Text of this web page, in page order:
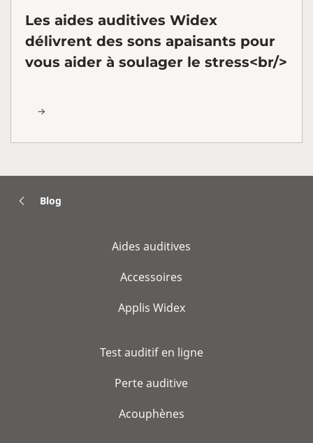
Les aides auditives Widex
délivrent des sons apaisants pour
vous aider à soulager le stress<br/>
Blog
Aides auditives
Accessoires
Applis Widex
Test auditif en ligne
Perte auditive
Acouphènes